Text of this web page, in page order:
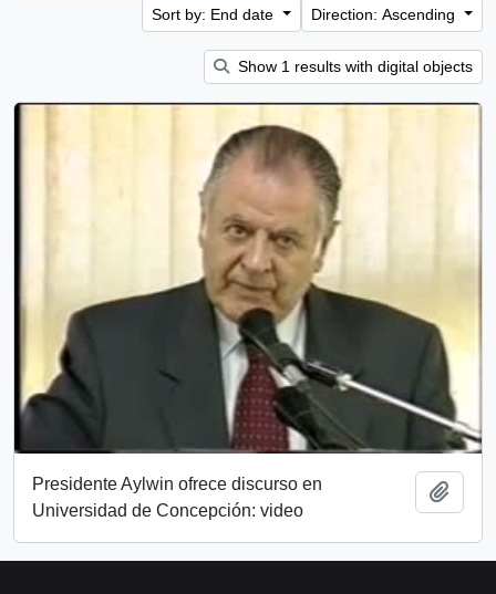
Sort by: End date
Direction: Ascending
Show 1 results with digital objects
Presidente Aylwin ofrece discurso en
Universidad de Concepción: video